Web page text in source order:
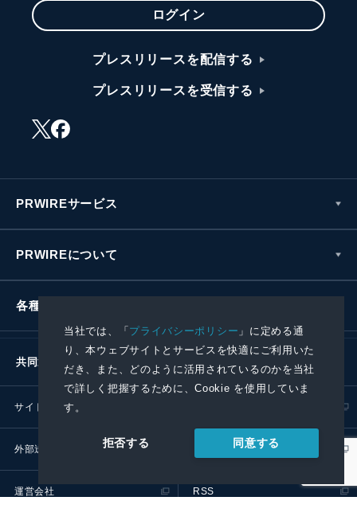
当社では、「プライバシーポリシー 」に定める通
り、本ウェブサイトとサービスを快適にご利用いた
だき、また、どのように活用されているのかを当社
で詳しく把握するために、Cookie を使用していま
す。
拒否する 同意する
ログイン
プレスリリースを配信する
プレスリリースを受信する
PRWIREサービス
PRWIREについて
各種お問い合わせ
共同通信社グループ
サイトポリシー
外部送信ポリシー プレスリリース取扱基準
運営会社 RSS